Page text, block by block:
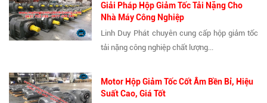
Giải Pháp Hộp Giảm Tốc Tải Nặng Cho
Nhà Máy Công Nghiệp
Linh Duy Phát chuyên cung cấp hộp giảm tốc
tải nặng công nghiệp chất lượng...
Motor Hộp Giảm Tốc Cốt Âm Bền Bỉ, Hiệu
Suất Cao, Giá Tốt